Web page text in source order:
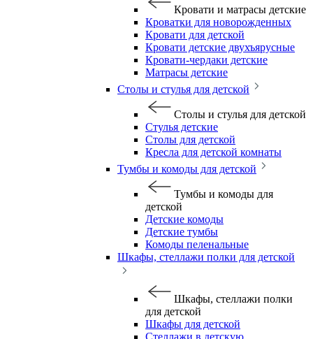
Кровати и матрасы детские
Кроватки для новорожденных
Кровати для детской
Кровати детские двухъярусные
Кровати-чердаки детские
Матрасы детские
Столы и стулья для детской
Столы и стулья для детской
Стулья детские
Столы для детской
Кресла для детской комнаты
Тумбы и комоды для детской
Тумбы и комоды для
детской
Детские комоды
Детские тумбы
Комоды пеленальные
Шкафы, стеллажи полки для детской
Шкафы, стеллажи полки
для детской
Шкафы для детской
Стеллажи в детскую